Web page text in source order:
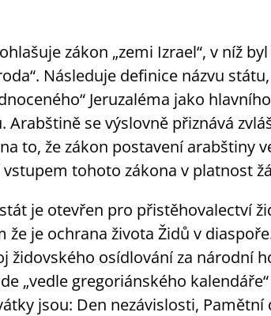
zákon „zemi Izrael“, v níž
Následuje definice názvu
Jeruzaléma jako
Arabštině se výslovně přiznává
to, že zákon postavení arabštiny
tohoto zákona v platnost
je otevřen pro přistěhovalectví
že je ochrana života Židů v
židovského osídlování za národní
„vedle gregoriánského
jsou: Den nezávislosti,